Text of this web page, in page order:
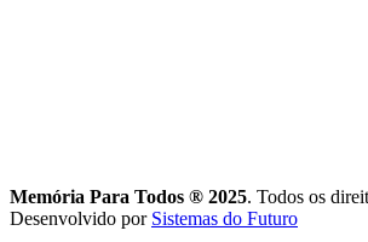
Memória Para Todos ® 2025. Todos os
Desenvolvido por Sistemas do Futuro